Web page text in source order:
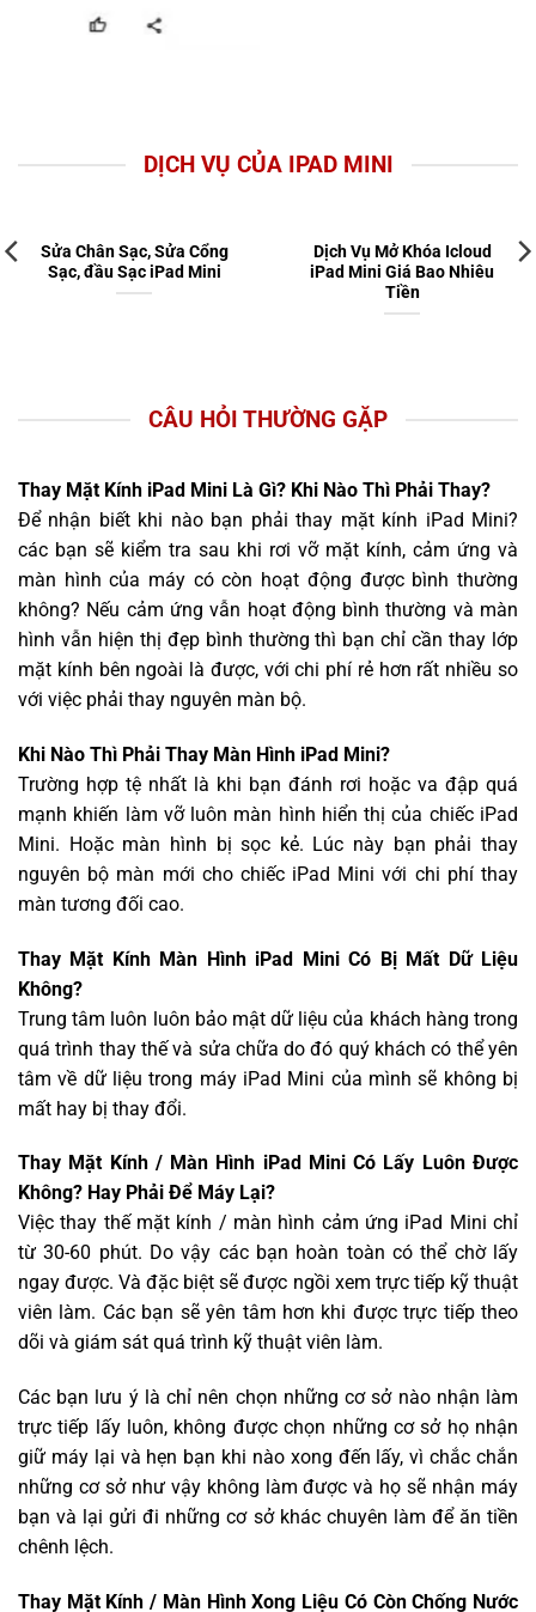
DỊCH VỤ CỦA IPAD MINI
Sửa Chân Sạc, Sửa Cổng
Sạc, đầu Sạc iPad Mini
Dịch Vụ Mở Khóa Icloud
iPad Mini Giá Bao Nhiêu
Tiền
CÂU HỎI THƯỜNG GẶP
Thay Mặt Kính iPad Mini Là Gì? Khi Nào Thì Phải Thay?
Để nhận biết khi nào bạn phải thay mặt kính iPad Mini?
các bạn sẽ kiểm tra sau khi rơi vỡ mặt kính, cảm ứng và
màn hình của máy có còn hoạt động được bình thường
không? Nếu cảm ứng vẫn hoạt động bình thường và màn
hình vẫn hiện thị đẹp bình thường thì bạn chỉ cần thay lớp
mặt kính bên ngoài là được, với chi phí rẻ hơn rất nhiều so
với việc phải thay nguyên màn bộ.
Khi Nào Thì Phải Thay Màn Hình iPad Mini?
Trường hợp tệ nhất là khi bạn đánh rơi hoặc va đập quá
mạnh khiến làm vỡ luôn màn hình hiển thị của chiếc iPad
Mini. Hoặc màn hình bị sọc kẻ. Lúc này bạn phải thay
nguyên bộ màn mới cho chiếc iPad Mini với chi phí thay
màn tương đối cao.
Thay Mặt Kính Màn Hình iPad Mini Có Bị Mất Dữ Liệu
Không?
Trung tâm luôn luôn bảo mật dữ liệu của khách hàng trong
quá trình thay thế và sửa chữa do đó quý khách có thể yên
tâm về dữ liệu trong máy iPad Mini của mình sẽ không bị
mất hay bị thay đổi.
Thay Mặt Kính / Màn Hình iPad Mini Có Lấy Luôn Được
Không? Hay Phải Để Máy Lại?
Việc thay thế mặt kính / màn hình cảm ứng iPad Mini chỉ
từ 30-60 phút. Do vậy các bạn hoàn toàn có thể chờ lấy
ngay được. Và đặc biệt sẽ được ngồi xem trực tiếp kỹ thuật
viên làm. Các bạn sẽ yên tâm hơn khi được trực tiếp theo
dõi và giám sát quá trình kỹ thuật viên làm.
Các bạn lưu ý là chỉ nên chọn những cơ sở nào nhận làm
trực tiếp lấy luôn, không được chọn những cơ sở họ nhận
giữ máy lại và hẹn bạn khi nào xong đến lấy, vì chắc chắn
những cơ sở như vậy không làm được và họ sẽ nhận máy
bạn và lại gửi đi những cơ sở khác chuyên làm để ăn tiền
chênh lệch.
Thay Mặt Kính / Màn Hình Xong Liệu Có Còn Chống Nước